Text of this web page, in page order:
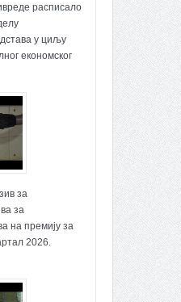
расписало
у циљу
економског
за
за
на премију за
2026.